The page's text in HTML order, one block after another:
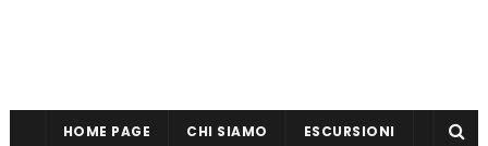
HOME PAGE CHI SIAMO ESCURSIONI